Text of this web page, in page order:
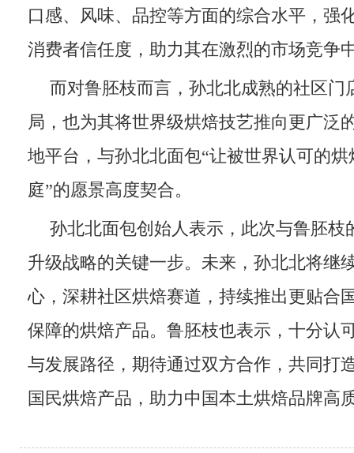
口感、风味、品控等方面的综合水平，强
消费者信任度，助力其在激烈的市场竞争
而对鲁胚枝而言，孙北北成熟的社区门
局，也为其将世界级烘焙技艺推向更广泛
地平台，与孙北北面包“让被世界认可的
庭”的愿景高度契合。
孙北北面包创始人表示，此次与鲁胚枝
升级战略的关键一步。未来，孙北北将继
心，深耕社区烘焙赛道，持续推出更贴合
保障的烘焙产品。鲁胚枝也表示，十分认
与发展路径，期待通过双方合作，共同打
国民烘焙产品，助力中国本土烘焙品牌高